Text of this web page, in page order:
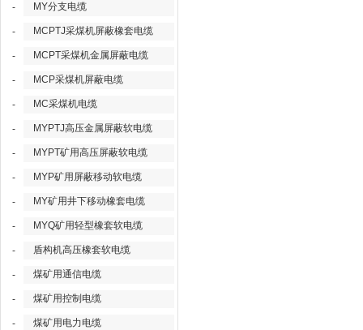
- MY分支电缆
- MCPTJ采煤机屏蔽橡套电缆
- MCPT采煤机金属屏蔽电缆
- MCP采煤机屏蔽电缆
- MC采煤机电缆
- MYPTJ高压金属屏蔽软电缆
- MYPT矿用高压屏蔽软电缆
- MYP矿用屏蔽移动软电缆
- MY矿用井下移动橡套电缆
- MYQ矿用轻型橡套软电缆
- 盾构机高压橡套软电缆
- 煤矿用通信电缆
- 煤矿用控制电缆
- 煤矿用电力电缆